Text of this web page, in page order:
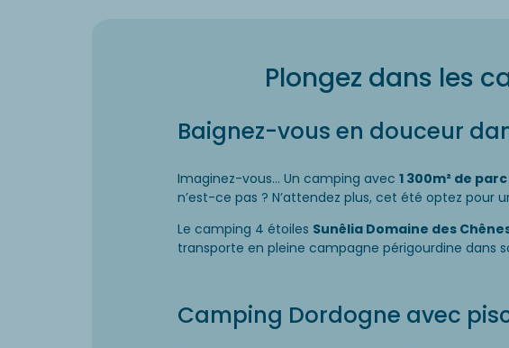
Plongez dans les
Baignez-vous en douceur
Imaginez-vous… Un camping avec 1 300m² de
n’est-ce pas ? N’attendez plus, cet été optez pour
Le camping 4 étoiles Sunêlia Domaine des
transporte en pleine campagne périgourdine dans
Camping Dordogne avec